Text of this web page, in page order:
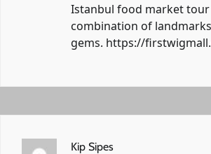
Istanbul food market tour
combination of
gems. https://
Kip Sipes